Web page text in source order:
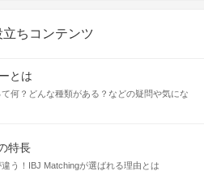
ちコンテンツ
とは
何？どんな種類がある？などの疑問や気にな
特長
う！IBJ Matchingが選ばれる理由とは